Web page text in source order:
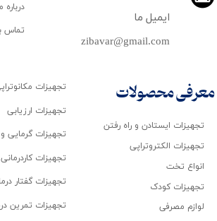
zibavar@gmail.com
ایمیل ما
تجهیزات ایستادن و راه رفتن
تجهیزات الکتروتراپی
انواع تخت
تجهیزات کودک
لوازم مصرفی
درباره
تماس
تجهیزات
تجهیزات ارزیابی
تجهیزات گرمایی
تجهیزات کاردرمانی
تجهیزات گفتار
تجهیزات تمرین
معرفی محصولات